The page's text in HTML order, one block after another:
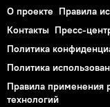
О проекте Правила
Контакты Пресс-
Политика
Политика
Правила применения
технологий